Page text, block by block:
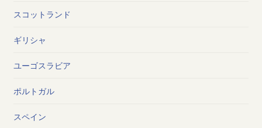
スコットランド
ギリシャ
ユーゴスラビア
ポルトガル
スペイン